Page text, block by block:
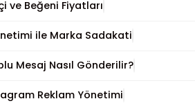
ve Beğeni Fiyatları
ile Marka Sadakati
Mesaj Nasıl Gönderilir?
Reklam Yönetimi